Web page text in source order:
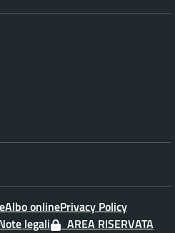
Albo onlinePrivacy Policy
legali
AREA RISERVATA